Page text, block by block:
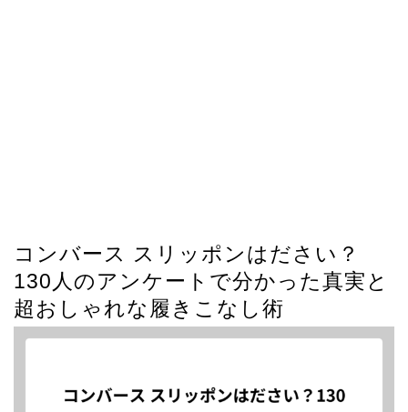
コンバース スリッポンはださい？
130人のアンケートで分かった真実と
超おしゃれな履きこなし術